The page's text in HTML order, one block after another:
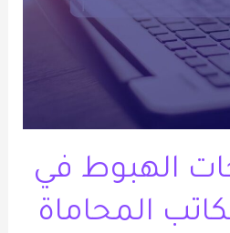
الهبوط في
المحاماة